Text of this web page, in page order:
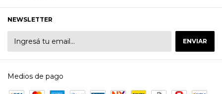
NEWSLETTER
Medios de pago